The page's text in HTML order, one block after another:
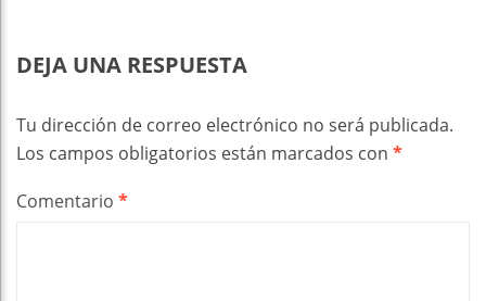
DEJA UNA RESPUESTA
Tu dirección de correo electrónico no será publicada.
Los campos obligatorios están marcados con *
Comentario *